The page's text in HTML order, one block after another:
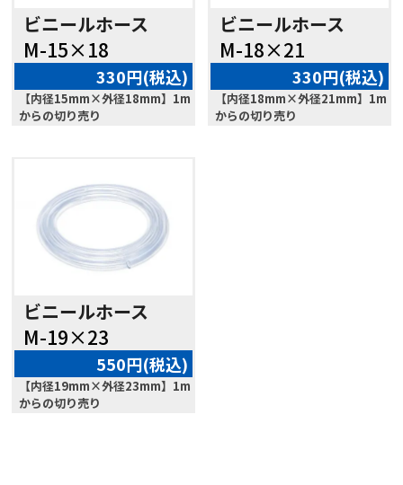
ビニールホース
M-15×18
330円(税込)
【内径15mm×外径18mm】1m
からの切り売り
ビニールホース
M-18×21
330円(税込)
【内径18mm×外径21mm】1m
からの切り売り
ビニールホース
M-19×23
550円(税込)
【内径19mm×外径23mm】1m
からの切り売り